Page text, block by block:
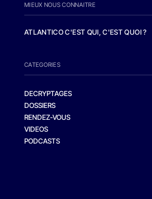
MIEUX NOUS CONNAITRE
ATLANTICO C'EST QUI, C'EST QUOI ?
CATEGORIES
DECRYPTAGES
DOSSIERS
RENDEZ-VOUS
VIDEOS
PODCASTS